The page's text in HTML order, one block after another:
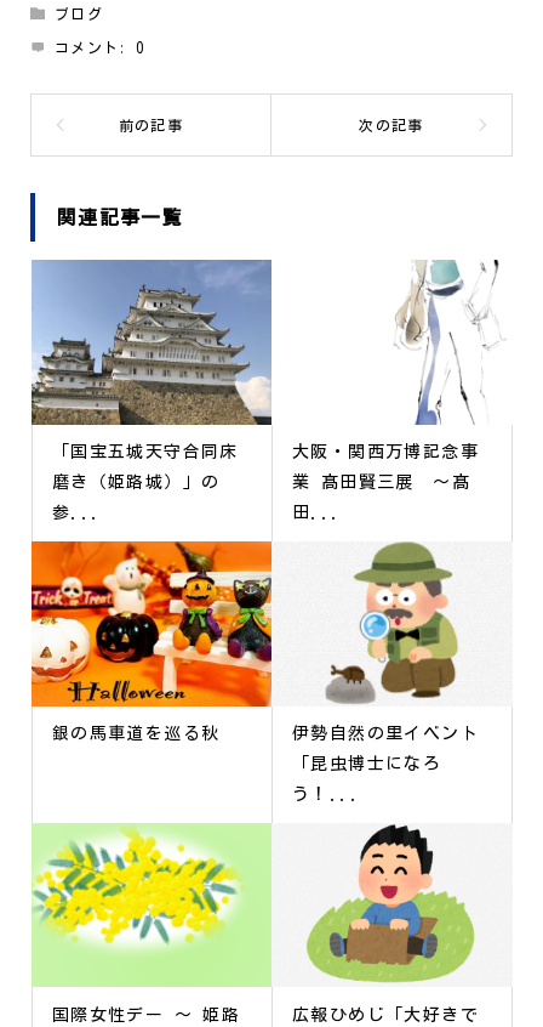
ブログ
コメント:0
関連記事一覧
「国宝五城天守合同床
磨き（姫路城）」の
参...
大阪・関西万博記念事
業 髙田賢三展 ～髙
田...
銀の馬車道を巡る秋
伊勢自然の里イベント
「昆虫博士になろ
う！...
国際女性デー ～ 姫路
広報ひめじ「大好きで